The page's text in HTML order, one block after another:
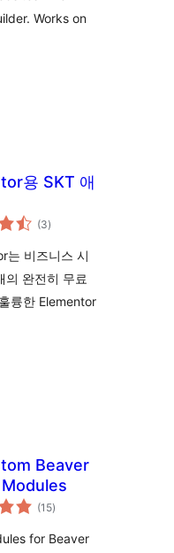
Works on
용 SKT 애
(3전
체
점
)
는 비즈니스 시
의 완전히 무료
륭한 Elementor
Beaver
(15전
체
점
)
for Beaver